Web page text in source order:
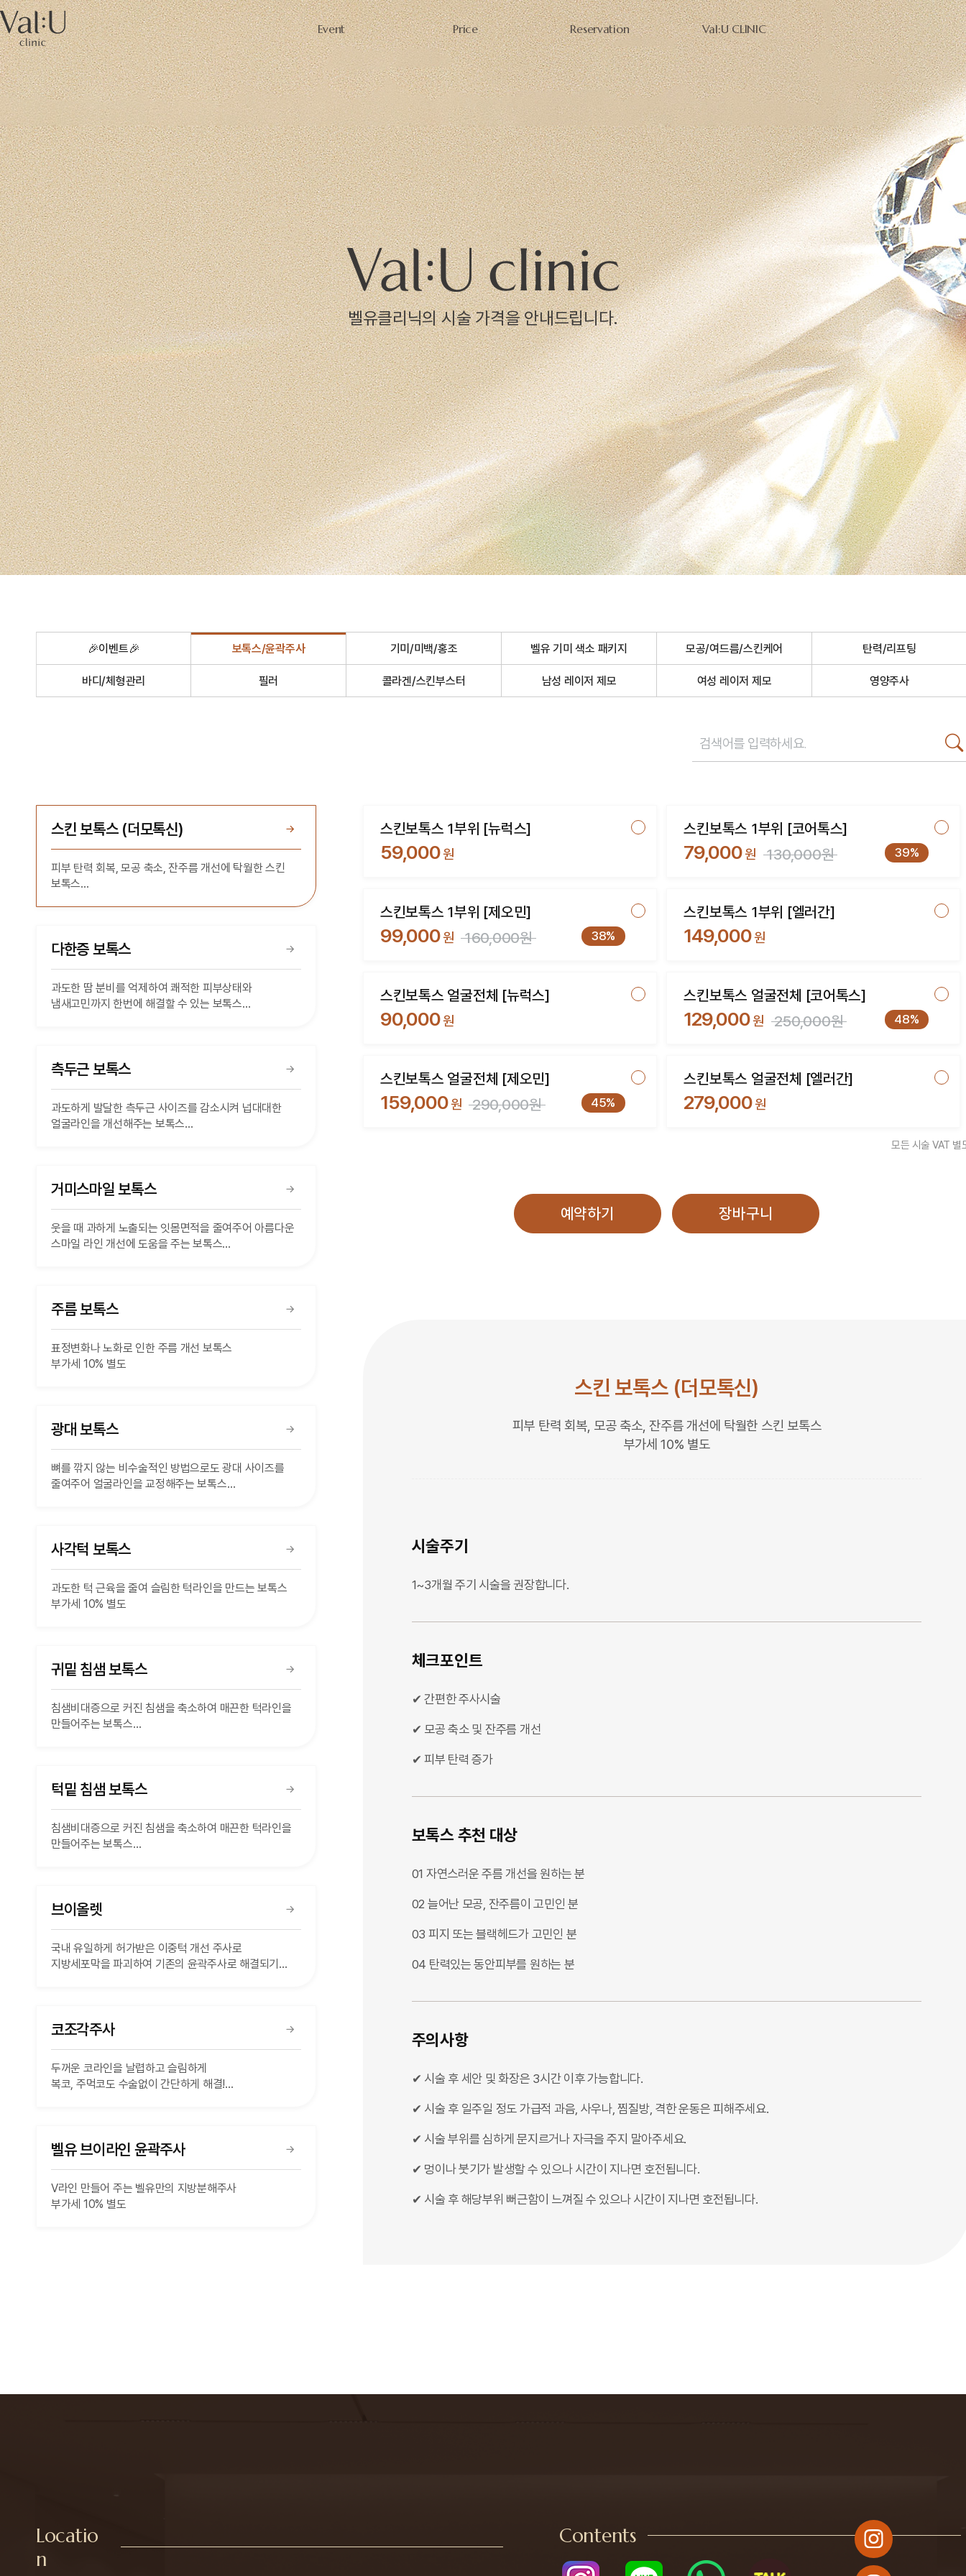
Event Price Reservation Val:U CLINIC
벨유클리닉의 시술 가격을 안내드립니다.
🎉이벤트🎉 보톡스/윤곽주사 기미/미백/홍조 벨유 기미 색소 패키지 모공/여드름/스킨케어 탄력/리프팅
바디/체형관리 필러 콜라겐/스킨부스터 남성 레이저 제모 여성 레이저 제모 영양주사
스킨 보톡스 (더모톡신)
피부 탄력 회복, 모공 축소, 잔주름 개선에 탁월한 스킨
보톡스
다한증 보톡스
과도한 땀 분비를 억제하여 쾌적한 피부상태와
냄새고민까지 한번에 해결할 수 있는 보톡스
측두근 보톡스
과도하게 발달한 측두근 사이즈를 감소시켜 넙대대한
얼굴라인을 개선해주는 보톡스
거미스마일 보톡스
웃을 때 과하게 노출되는 잇몸면적을 줄여주어 아름다운
스마일 라인 개선에 도움을 주는 보톡스
주름 보톡스
표정변화나 노화로 인한 주름 개선 보톡스
부가세 10% 별도
광대 보톡스
뼈를 깎지 않는 비수술적인 방법으로도 광대 사이즈를
줄여주어 얼굴라인을 교정해주는 보톡스
사각턱 보톡스
과도한 턱 근육을 줄여 슬림한 턱라인을 만드는 보톡스
부가세 10% 별도
귀밑 침샘 보톡스
침샘비대증으로 커진 침샘을 축소하여 매끈한 턱라인을
만들어주는 보톡스
턱밑 침샘 보톡스
침샘비대증으로 커진 침샘을 축소하여 매끈한 턱라인을
만들어주는 보톡스
브이올렛
국내 유일하게 허가받은 이중턱 개선 주사로
지방세포막을 파괴하여 기존의 윤곽주사로 해결되기
코조각주사
두꺼운 코라인을 날렵하고 슬림하게
복코, 주먹코도 수술없이 간단하게 해결!
벨유 브이라인 윤곽주사
V라인 만들어 주는 벨유만의 지방분해주사
부가세 10% 별도
스킨보톡스 1부위 [뉴럭스]
59,000원
스킨보톡스 1부위 [코어톡스]
79,000원 130,000원 39%
스킨보톡스 1부위 [제오민]
99,000원 160,000원 38%
스킨보톡스 1부위 [엘러간]
149,000원
스킨보톡스 얼굴전체 [뉴럭스]
90,000원
스킨보톡스 얼굴전체 [코어톡스]
129,000원 250,000원 48%
스킨보톡스 얼굴전체 [제오민]
159,000원 290,000원 45%
스킨보톡스 얼굴전체 [엘러간]
279,000원
모든 시술 VAT 별
예약하기 장바구니
스킨 보톡스 (더모톡신)
피부 탄력 회복, 모공 축소, 잔주름 개선에 탁월한 스킨 보톡스
부가세 10% 별도
시술주기
1~3개월 주기 시술을 권장합니다.
체크포인트
✔ 간편한 주사시술
✔ 모공 축소 및 잔주름 개선
✔ 피부 탄력 증가
보톡스 추천 대상
01 자연스러운 주름 개선을 원하는 분
02 늘어난 모공, 잔주름이 고민인 분
03 피지 또는 블랙헤드가 고민인 분
04 탄력있는 동안피부를 원하는 분
주의사항
✔ 시술 후 세안 및 화장은 3시간 이후 가능합니다.
✔ 시술 후 일주일 정도 가급적 과음, 사우나, 찜질방, 격한 운동은 피해주세요.
✔ 시술 부위를 심하게 문지르거나 자극을 주지 말아주세요.
✔ 멍이나 붓기가 발생할 수 있으나 시간이 지나면 호전됩니다.
✔ 시술 후 해당부위 뻐근함이 느껴질 수 있으나 시간이 지나면 호전됩니다.
Locatio
n
Contents